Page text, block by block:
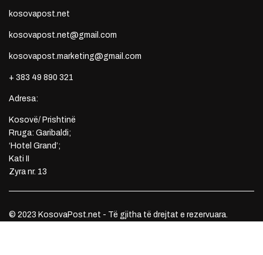
kosovapost.net
kosovapost.net@gmail.com
kosovapost.marketing@gmail.com
+ 383 49 890 321
Adresa:
Kosovë/ Prishtinë
Rruga: Garibaldi;
‘Hotel Grand’;
Kati II
Zyra nr. 13
© 2023 KosovaPost.net - Të gjitha të drejtat e rezervuara.